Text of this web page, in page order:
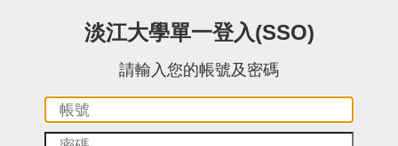
淡江大學單一登入(SSO)
請輸入您的帳號及密碼
碼：